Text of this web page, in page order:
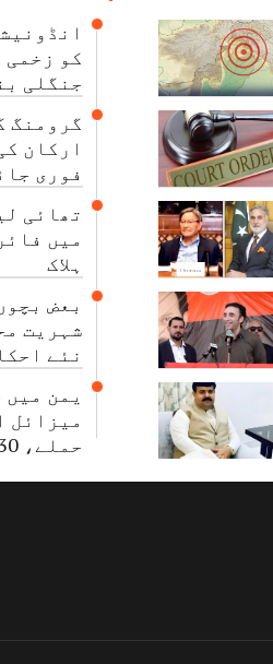
کو زخمی
جنگلی
گرومنگ
ارکان
فوری
تھائی
ہلاک
بعض
شہریت
نئے
یمن
میزائل
حملے، 30 فوجی شہید